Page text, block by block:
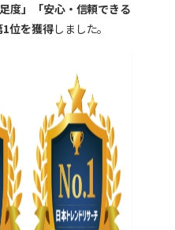
度」「安心・信頼できる
1位を獲得しました。